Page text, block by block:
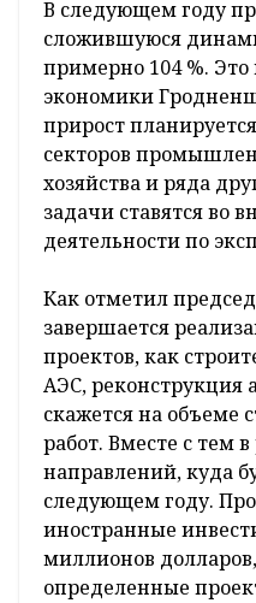
В следующем году
сложившуюся
примерно 104 %.
экономики
прирост
секторов
хозяйства и ряда
задачи ставятся во
деятельности по
Как отметил
завершается
проектов, как
АЭС, реконструкция
скажется на объеме
работ. Вместе с тем
направлений, куда
следующем году.
иностранные
миллионов
определенные